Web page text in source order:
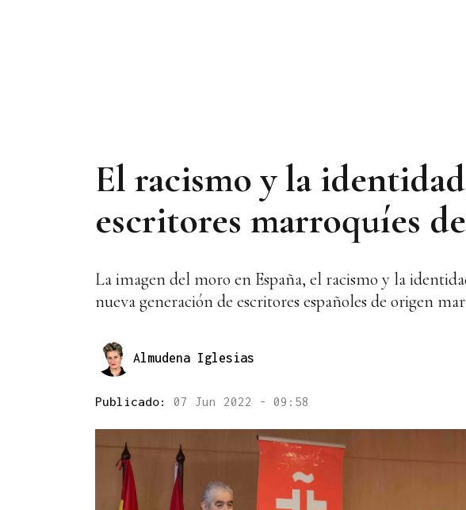
El racismo y la
escritores marroquíes
La imagen del moro en España, el racismo y la
nueva generación de escritores españoles de origen
Almudena Iglesias
Publicado: 07 Jun 2022 - 09:58